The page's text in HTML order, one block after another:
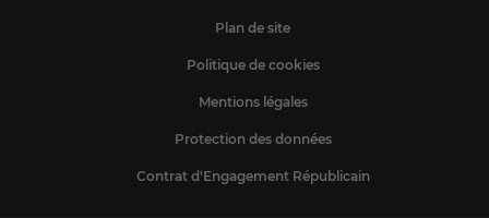
Plan de site
Politique de cookies
Mentions légales
Protection des données
Contrat d'Engagement Républicain